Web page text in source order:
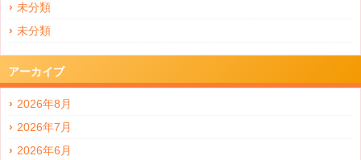
未分類
未分類
アーカイブ
2026年8月
2026年7月
2026年6月